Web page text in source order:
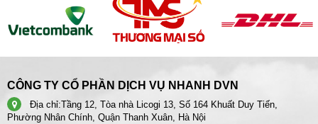
CÔNG TY CỔ PHẦN DỊCH VỤ NHANH DVN
Địa chỉ:Tầng 12, Tòa nhà Licogi 13, Số 164 Khuất Duy Tiến,
Phường Nhân Chính, Quận Thanh Xuân, Hà Nội